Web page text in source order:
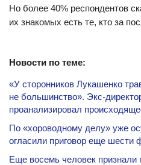
Но более 40% респондентов
их знакомых есть те, кто за
Новости по теме:
«У сторонников Лукашенко
не большинство». Экс-
проанализировал
По «хороводному делу» уже
огласили приговор еще шести
Еще восемь человек